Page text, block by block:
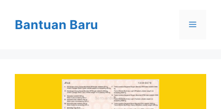
contentBantuan Baru Menu